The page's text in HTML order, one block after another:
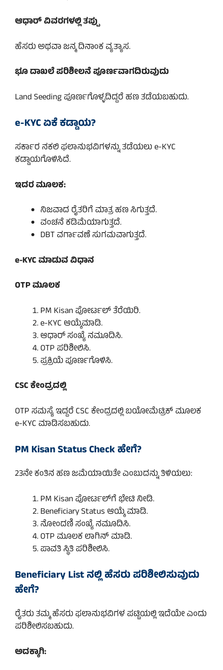
ಆಧಾರ್ ವಿವರಗಳಲ್ಲಿ ತಪ್ಪು
ಹೆಸರು ಅಥವಾ ಜನ್ಮ ದಿನಾಂಕ ವ್ಯತ್ಯಾಸ.
ಭೂ ದಾಖಲೆ ಪರಿಶೀಲನೆ ಪೂರ್ಣವಾಗದಿರುವುದು
Land Seeding ಪೂರ್ಣಗೊಳ್ಳದಿದ್ದರೆ ಹಣ ತಡೆಯಬಹುದು.
e-KYC ಏಕೆ ಕಡ್ಡಾಯ?
ಸರ್ಕಾರ ನಕಲಿ ಫಲಾನುಭವಿಗಳನ್ನು ತಡೆಯಲು e-KYC
ಕಡ್ಡಾಯಗೊಳಿಸಿದೆ.
ಇದರ ಮೂಲಕ:
ನಿಜವಾದ ರೈತರಿಗೆ ಮಾತ್ರ ಹಣ ಸಿಗುತ್ತದೆ.
ವಂಚನೆ ಕಡಿಮೆಯಾಗುತ್ತದೆ.
DBT ವರ್ಗಾವಣೆ ಸುಗಮವಾಗುತ್ತದೆ.
e-KYC ಮಾಡುವ ವಿಧಾನ
OTP ಮೂಲಕ
PM Kisan ಪೋರ್ಟಲ್ ತೆರೆಯಿರಿ.
e-KYC ಆಯ್ಕೆಮಾಡಿ.
ಆಧಾರ್ ಸಂಖ್ಯೆ ನಮೂದಿಸಿ.
OTP ಪರಿಶೀಲಿಸಿ.
ಪ್ರಕ್ರಿಯೆ ಪೂರ್ಣಗೊಳಿಸಿ.
CSC ಕೇಂದ್ರದಲ್ಲಿ
OTP ಸಮಸ್ಯೆ ಇದ್ದರೆ CSC ಕೇಂದ್ರದಲ್ಲಿ ಬಯೋಮೆಟ್ರಿಕ್ ಮೂಲಕ
e-KYC ಮಾಡಿಸಬಹುದು.
PM Kisan Status Check ಹೇಗೆ?
23ನೇ ಕಂತಿನ ಹಣ ಜಮೆಯಾಯಿತೇ ಎಂಬುದನ್ನು ತಿಳಿಯಲು:
PM Kisan ಪೋರ್ಟಲ್‌ಗೆ ಭೇಟಿ ನೀಡಿ.
Beneficiary Status ಆಯ್ಕೆ ಮಾಡಿ.
ನೋಂದಣಿ ಸಂಖ್ಯೆ ನಮೂದಿಸಿ.
OTP ಮೂಲಕ ಲಾಗಿನ್ ಮಾಡಿ.
ಪಾವತಿ ಸ್ಥಿತಿ ಪರಿಶೀಲಿಸಿ.
Beneficiary List ನಲ್ಲಿ ಹೆಸರು ಪರಿಶೀಲಿಸುವುದು
ಹೇಗೆ?
ರೈತರು ತಮ್ಮ ಹೆಸರು ಫಲಾನುಭವಿಗಳ ಪಟ್ಟಿಯಲ್ಲಿ ಇದೆಯೇ ಎಂದು
ಪರಿಶೀಲಿಸಬಹುದು.
ಅದಕ್ಕಾಗಿ: